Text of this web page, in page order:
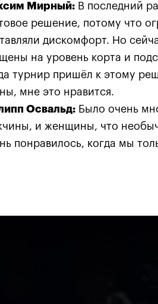
Мирный: В последний
решение, потому что
дискомфорт. Но
на уровень корта и
турнир пришёл к этому
мне это нравится.
Освальд: Было очень
и женщины, что
понравилось, когда мы
проспект, 16, южный
права принадлежат ЗАО
2008-2017